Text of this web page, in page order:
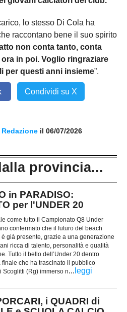
lo stesso Di Cola ha
raccontano bene il suo spirito
non conta tanto, conta
in poi. Voglio ringraziare
per questi anni insieme”.
Condividi su X
Redazione il 06/07/2026
provincia...
in PARADISO:
per l'UNDER 20
come tutto il Campionato Q8 Under
confermato che il futuro del beach
è già presente, grazie a una generazione
ricca di talento, personalità e qualità
Tutto il bello dell’Under 20 dentro
finale che ha trascinato il pubblico
Scoglitti (Rg) immerso n... leggi
i QUADRI di